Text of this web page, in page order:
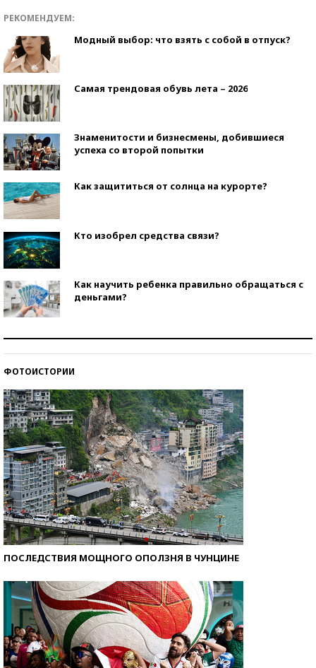
РЕКОМЕНДУЕМ:
Модный выбор: что взять с собой в отпуск?
Самая трендовая обувь лета – 2026
Знаменитости и бизнесмены, добившиеся
успеха со второй попытки
Как защититься от солнца на курорте?
Кто изобрел средства связи?
Как научить ребенка правильно обращаться с
деньгами?
ФОТОИСТОРИИ
ПОСЛЕДСТВИЯ МОЩНОГО ОПОЛЗНЯ В ЧУНЦИНЕ